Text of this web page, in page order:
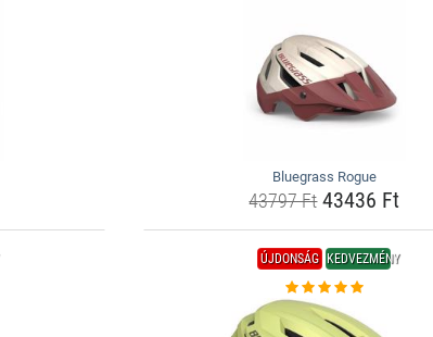
Bluegrass Rogue
43797 Ft43436 Ft
ÚJDONSÁG KEDVEZMÉNY